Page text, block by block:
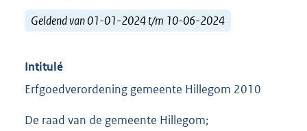
Geldend van 01-01-2024 t/m 10-06-2024
Intitulé
Erfgoedverordening gemeente Hillegom 2010
De raad van de gemeente Hillegom;